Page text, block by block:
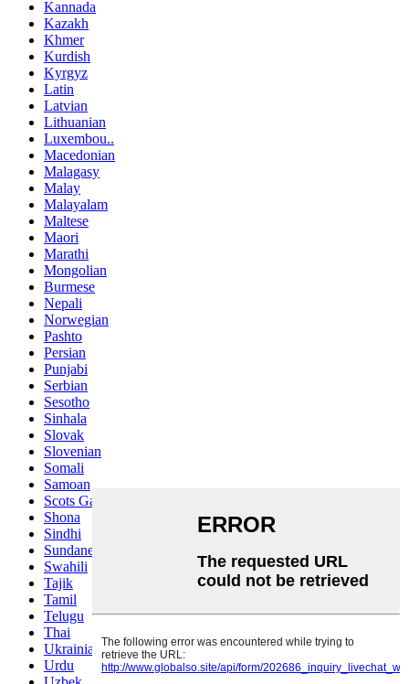
Kannada
Kazakh
Khmer
Kurdish
Kyrgyz
Latin
Latvian
Lithuanian
Luxembou..
Macedonian
Malagasy
Malay
Malayalam
Maltese
Maori
Marathi
Mongolian
Burmese
Nepali
Norwegian
Pashto
Persian
Punjabi
Serbian
Sesotho
Sinhala
Slovak
Slovenian
Somali
Samoan
Scots Gaelic
Shona
Sindhi
Sundanese
Swahili
Tajik
Tamil
Telugu
Thai
Ukrainian
Urdu